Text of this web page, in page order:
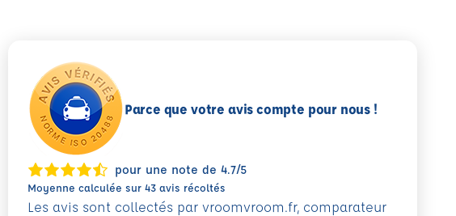
Parce que votre avis compte pour nous !
pour une note de 4.7/5
Moyenne calculée sur 43 avis récoltés
Les avis sont collectés par vroomvroom.fr, comparateur